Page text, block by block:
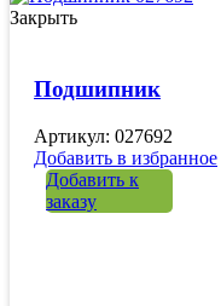
Закрыть
Подшипник
Артикул: 027692
Добавить в избранное
Добавить к
заказу